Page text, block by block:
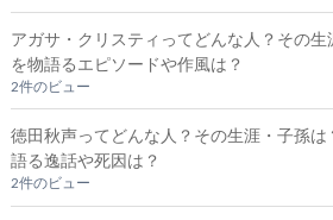
アガサ・クリスティってどんな人？その生
を物語るエピソードや作風は？
2件のビュー
徳田秋声ってどんな人？その生涯・子孫は
語る逸話や死因は？
2件のビュー